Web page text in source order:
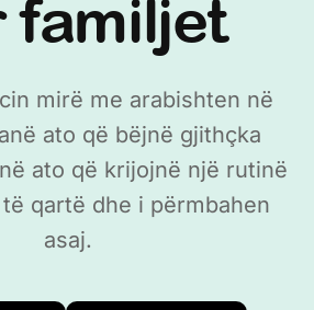
familjet
mirë me arabishten në
ato që bëjnë gjithçka
ato që krijojnë një rutinë
qartë dhe i përmbahen
asaj.